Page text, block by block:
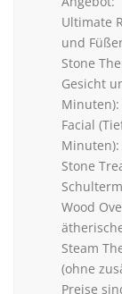
Ultimate
und
Stone
Gesicht
Minuten):
Facial
Minuten):
Stone
Wood
Steam
(ohne
Preise